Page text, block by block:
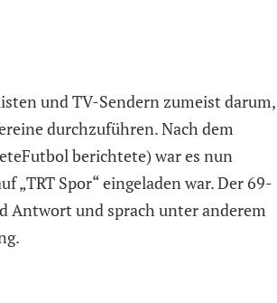
und TV-Sendern zumeist darum,
durchzuführen. Nach dem
berichtete) war es nun
„TRT Spor“ eingeladen war. Der 69-
Antwort und sprach unter anderem